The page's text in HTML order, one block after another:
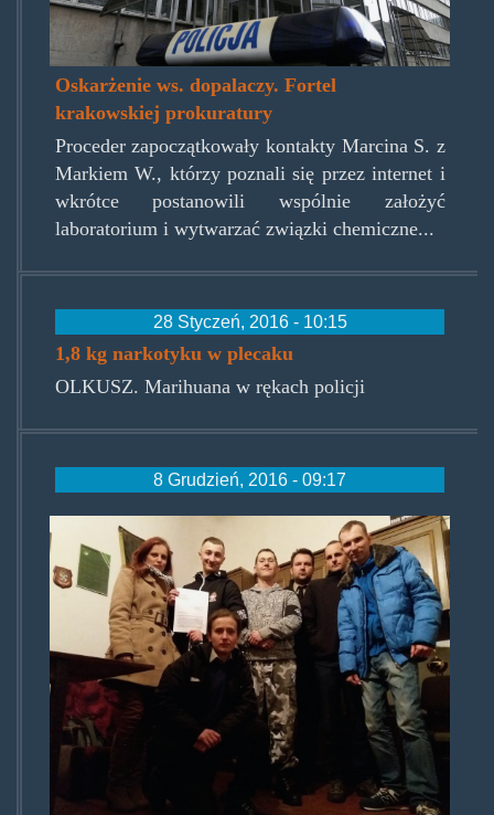
Oskarżenie ws. dopalaczy. Fortel
krakowskiej prokuratury
Proceder zapoczątkowały kontakty Marcina S. z
Markiem W., którzy poznali się przez internet i
wkrótce postanowili wspólnie założyć
laboratorium i wytwarzać związki chemiczne...
28 Styczeń, 2016 - 10:15
1,8 kg narkotyku w plecaku
OLKUSZ. Marihuana w rękach policji
8 Grudzień, 2016 - 09:17
zdrowatkankasadecczyzny.jpg